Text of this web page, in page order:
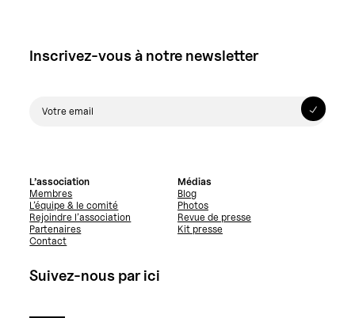
Inscrivez-vous à notre newsletter
L’association
Membres
L’équipe & le comité
Rejoindre l’association
Partenaires
Contact
Médias
Blog
Photos
Revue de presse
Kit presse
Suivez-nous par ici